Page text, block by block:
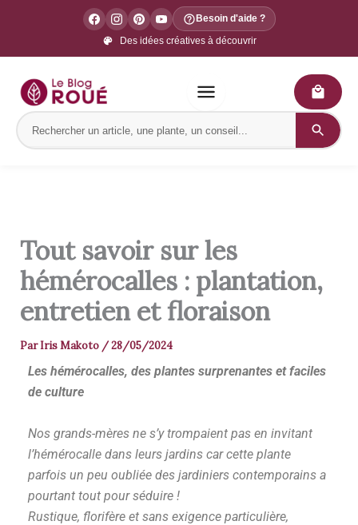
Pépinière Bretonne
Des conseils d'experts depuis 1973
Besoin d'aide ?
Tout savoir sur les
hémérocalles : plantation,
entretien et floraison
ParIris Makoto /28/05/2024
Les hémérocalles, des plantes surprenantes et faciles
de culture
Nos grands-mères ne s’y trompaient pas en invitant
l’hémérocalle dans leurs jardins car cette plante
parfois un peu oubliée des jardiniers contemporains a
pourtant tout pour séduire !
Rustique, florifère et sans exigence particulière,